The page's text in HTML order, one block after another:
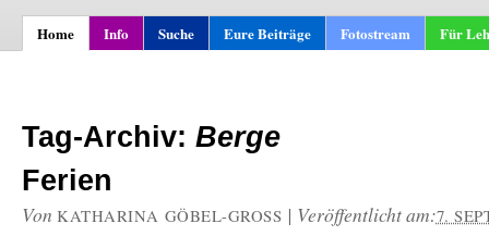
Home Info Suche Eure Beiträge Fotostream Für
Tag-Archiv: Berge
Ferien
Von KATHARINA GÖBEL-GROSS | Veröffentlicht am:7.